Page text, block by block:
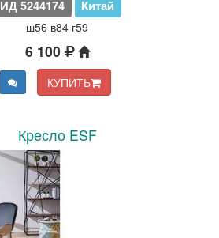
ИД 5244174 Китай
ш56 в84 г59
6 100
КУПИТЬ
Кресло ESF